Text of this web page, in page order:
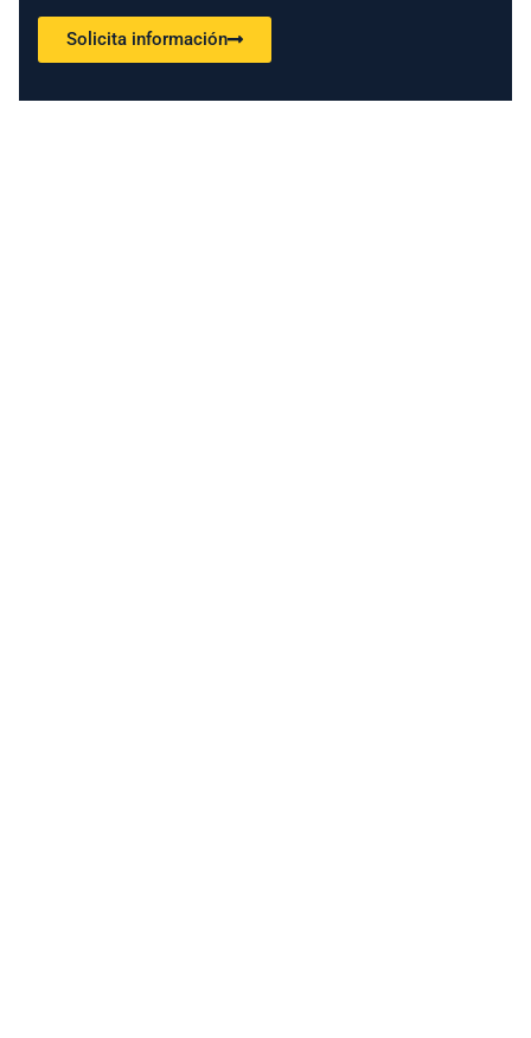
Solicita información